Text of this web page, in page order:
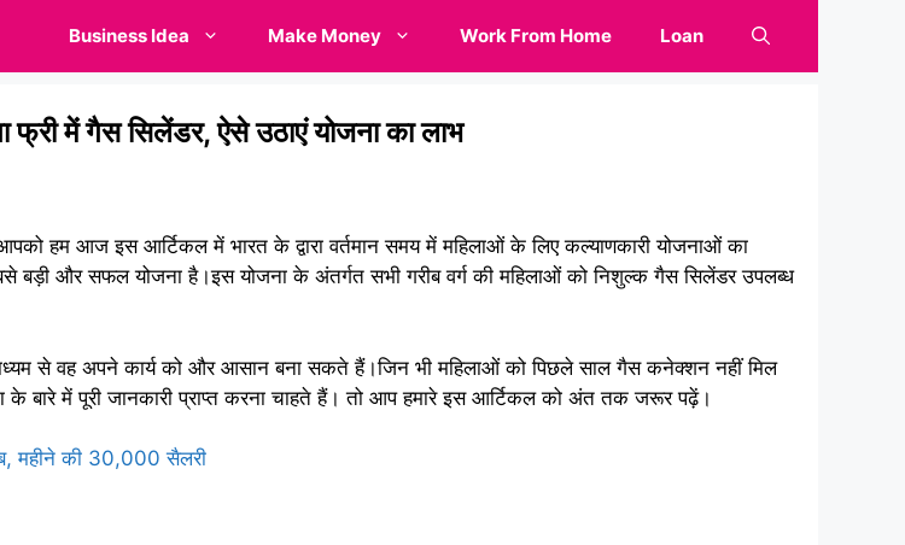
Business Idea Make Money Work From Home Loan
में गैस सिलेंडर, ऐसे उठाएं योजना का लाभ
हम आज इस आर्टिकल में भारत के द्वारा वर्तमान समय में महिलाओं के लिए कल्याणकारी योजनाओं का
बड़ी और सफल योजना है।इस योजना के अंतर्गत सभी गरीब वर्ग की महिलाओं को निशुल्क गैस सिलेंडर उपलब्ध
से वह अपने कार्य को और आसान बना सकते हैं।जिन भी महिलाओं को पिछले साल गैस कनेक्शन नहीं मिल
में पूरी जानकारी प्राप्त करना चाहते हैं। तो आप हमारे इस आर्टिकल को अंत तक जरूर पढ़ें।
महीने की 30,000 सैलरी